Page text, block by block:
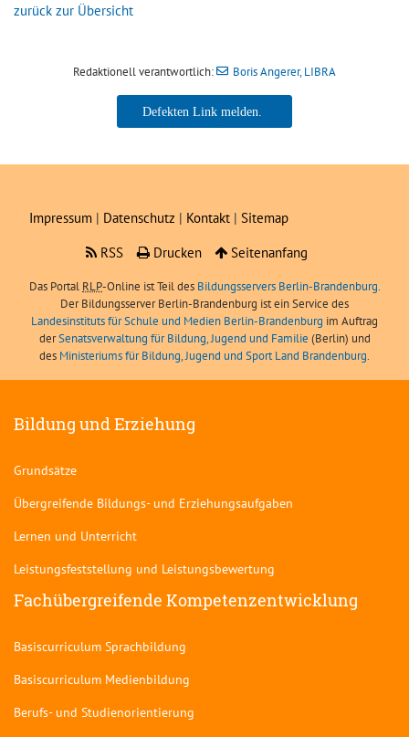
zurück zur Übersicht
Redaktionell verantwortlich: Boris Angerer, LIBRA
Boris Angerer, LIBRA
Impressum | Datenschutz | Kontakt | Sitemap
RSS
Drucken Seitenanfang
Das Portal RLP-Online ist Teil des Bildungsservers Berlin-Brandenburg.
Der Bildungsserver Berlin-Brandenburg ist ein Service des
Landesinstituts für Schule und Medien Berlin-Brandenburg im Auftrag
derSenatsverwaltung für Bildung, Jugend und Familie (Berlin) und
des Ministeriums für Bildung, Jugend und Sport Land Brandenburg.
Bildung und Erziehung
Grundsätze
Übergreifende Bildungs- und Erziehungsaufgaben
Lernen und Unterricht
Leistungsfeststellung und Leistungsbewertung
Fachübergreifende Kompetenzentwicklung
Basiscurriculum Sprachbildung
Basiscurriculum Medienbildung
Berufs- und Studienorientierung